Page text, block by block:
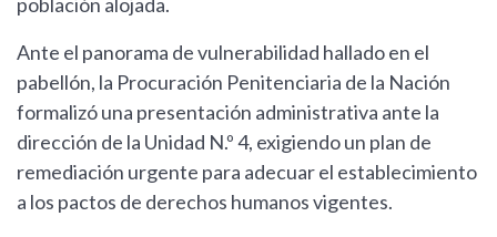
Ante el panorama de vulnerabilidad hallado en el
pabellón, la Procuración Penitenciaria de la Nación
formalizó una presentación administrativa ante la
dirección de la Unidad N.º 4, exigiendo un plan de
remediación urgente para adecuar el establecimiento
a los pactos de derechos humanos vigentes.